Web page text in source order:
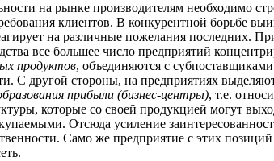
на рынке производителям необходимо
клиентов. В конкурентной борьбе
на различные пожелания последних.
все большее число предприятий
продуктов, объединяются с
С другой стороны, на предприятиях
прибыли (бизнес-центры), т.е.
которые со своей продукцией могут
Отсюда усиление
Само же предприятие с этих